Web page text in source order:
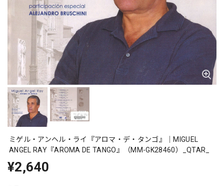
ミゲル・アンヘル・ライ『アロマ・デ・タンゴ』｜MIGUEL
ANGEL RAY『AROMA DE TANGO』（MM-GK28460）_QTAR_
¥2,640